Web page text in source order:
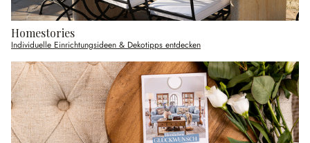
Homestories
Individuelle Einrichtungsideen & Dekotipps entdecken